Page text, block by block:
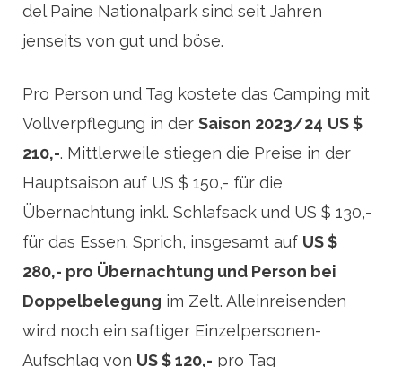
del Paine Nationalpark sind seit Jahren
jenseits von gut und böse.
Pro Person und Tag kostete das Camping mit
Vollverpflegung in der Saison 2023/24 US $
210,-. Mittlerweile stiegen die Preise in der
Hauptsaison auf US $ 150,- für die
Übernachtung inkl. Schlafsack und US $ 130,-
für das Essen. Sprich, insgesamt auf US $
280,- pro Übernachtung und Person bei
Doppelbelegung im Zelt. Alleinreisenden
wird noch ein saftiger Einzelpersonen-
Aufschlag von US $ 120,- pro Tag